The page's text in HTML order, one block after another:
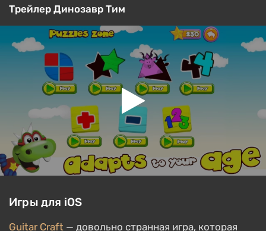
Трейлер Динозавр Тим
Игры для iOS
Guitar Craft — довольно странная игра, которая